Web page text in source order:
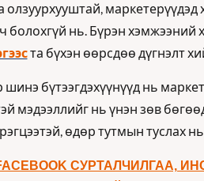
олзуурхууштай, маркетерүүдэд
та бүхэн өөрсдөө дүгнэлт
шинэ бүтээгдэхүүнүүд нь
мэдээллийг нь үнэн зөв
өдөр тутмын туслах
СУРТАЛЧИЛГАА,